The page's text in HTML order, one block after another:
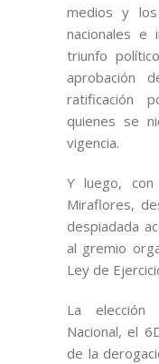
medios y los
nacionales e
triunfo
ratificación
quienes se
vigencia.
Y luego,
Miraflores,
despiadada
al gremio
Ley de
La elección
Nacional, el
de la